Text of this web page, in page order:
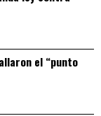
el “punto